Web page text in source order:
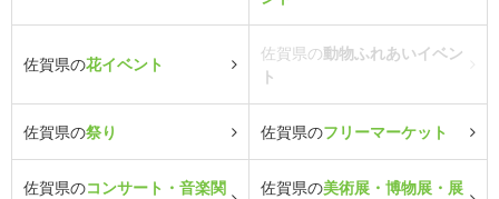
佐賀県の花イベント
佐賀県の動物ふれあいイベン
ト
佐賀県の祭り 佐賀県のフリーマーケット
佐賀県のコンサート・音楽関
佐賀県の美術展・博物展・展